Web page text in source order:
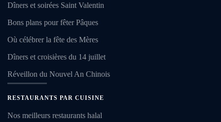
Dîners et soirées Saint Valentin
Bons plans pour fêter Pâques
Où célébrer la fête des Mères
Dîners et croisières du 14 juillet
Réveillon du Nouvel An Chinois
RESTAURANTS PAR CUISINE
Nos meilleurs restaurants halal